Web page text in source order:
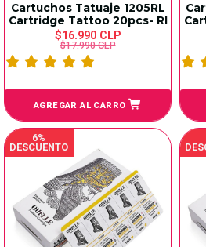
Cartuchos Tatuaje 1205RL
Cartridge Tattoo 20pcs- Rl
$16.990 CLP
$17.990 CLP
AGREGAR AL CARRO
6%
DESCUENTO